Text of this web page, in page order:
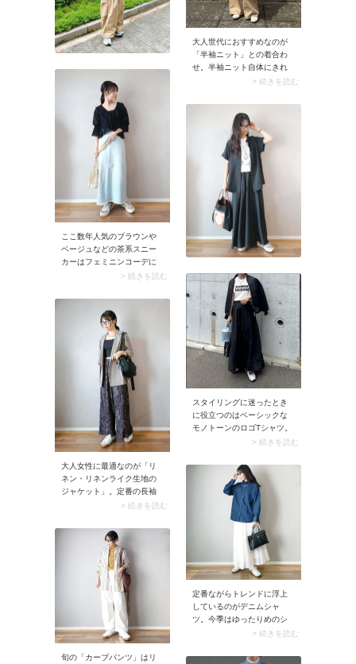
大人世代におすすめなのが
「半袖ニット」との着合わ
せ。半袖ニット自体にきれ
いめ感があるので、合わせ
決まります。加えておすす
めなのが、半袖ニットを白or
黒で取り入れること。ベー
ジュ色パンツを上品に着こ
なせますよ。
> 続きを読む
ここ数年人気のブラウンや
ベージュなどの茶系スニー
カーはフェミニンコーデに
ぴったり。華やかな黒レー
トの大人かわいいコーデに
合わせても、主張しすぎる
ことなくマッチします。フ
ェミニンな服との合わせや
すさで選ぶなら、スニーカ
ーはクラシックなデザイン
を選ぶのが◎です。
> 続きを読む
スタイリングに迷ったとき
に役立つのはベーシックな
モノトーンのロゴTシャツ。
シャツのインナーとしては
ゾンなど上品なアウターに
もハマります。ロゴがポイ
ントになり、こなれ感のあ
るコーデに仕上がるのが魅
> 続きを読む
大人女性に最適なのが「リ
ネン・リネンライク生地の
ジャケット」。定番の長袖
ジャケットに加え、近ごろ
ジャケット。カッチリとし
た雰囲気がありながら、夏
らしく爽やかに着こなせま
> 続きを読む
定番ながらトレンドに浮上
しているのがデニムシャ
ツ。今季はゆったりめのシ
ルエットが人気です。きれ
ちらにも合わせやすく、使
> 続きを読む
旬の「カーブパンツ」はリ